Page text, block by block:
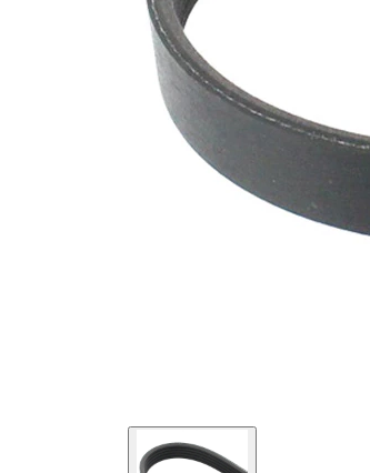
SVHC
Kayış
malzemesi
EPDM
(Etilen
Propilen
Kauçuk)